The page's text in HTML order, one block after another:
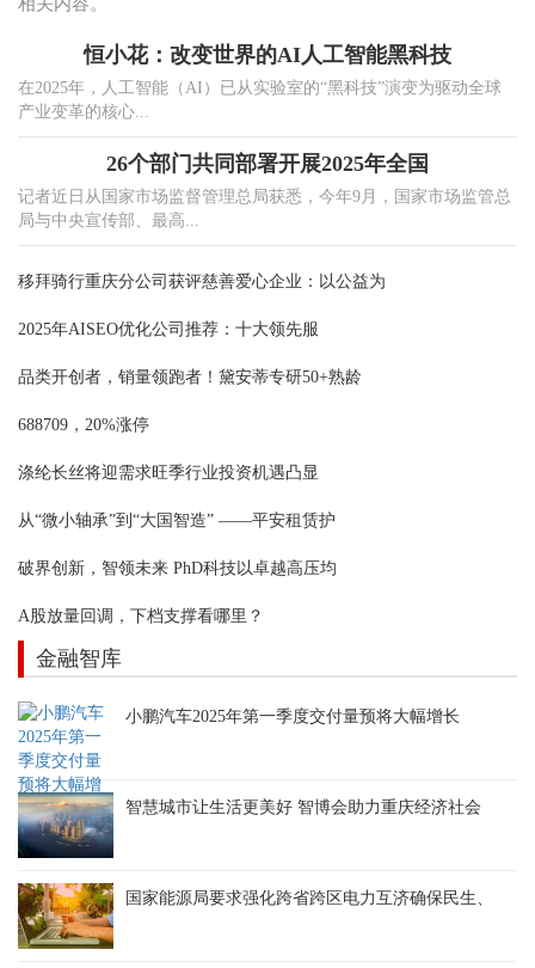
恒小花：改变世界的AI人工智能黑科技
在2025年，人工智能（AI）已从实验室的“黑科技”演变为驱动全球
产业变革的核心...
26个部门共同部署开展2025年全国
记者近日从国家市场监督管理总局获悉，今年9月，国家市场监管总
局与中央宣传部、最高...
移拜骑行重庆分公司获评慈善爱心企业：以公益为
2025年AISEO优化公司推荐：十大领先服
品类开创者，销量领跑者！黛安蒂专研50+熟龄
688709，20%涨停
涤纶长丝将迎需求旺季行业投资机遇凸显
从“微小轴承”到“大国智造” ——平安租赁护
破界创新，智领未来 PhD科技以卓越高压均
A股放量回调，下档支撑看哪里？
金融智库
小鹏汽车2025年第一季度交付量预将大幅增长
智慧城市让生活更美好 智博会助力重庆经济社会
国家能源局要求强化跨省跨区电力互济确保民生、